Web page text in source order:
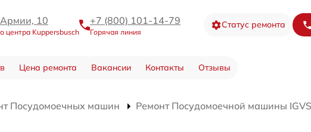
10
центра Kuppersbusch
+7 (800) 101-14-79
Горячая линия
Статус ремонта
Цена ремонта Вакансии Контакты Отзывы
Посудомоечных машин
Ремонт Посудомоечной машины